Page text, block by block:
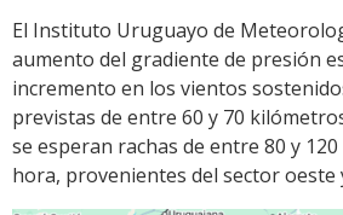
El Instituto Uruguayo de
aumento del gradiente de presión
incremento en los vientos
previstas de entre 60 y 70
se esperan rachas de entre 80 y
hora, provenientes del sector oeste